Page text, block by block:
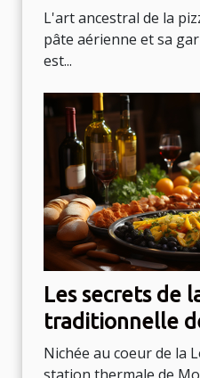
cuisson des
L'art ancestral de la
pâte aérienne et sa
est...
Les secrets de
traditionnelle
Bains
Nichée au coeur de la